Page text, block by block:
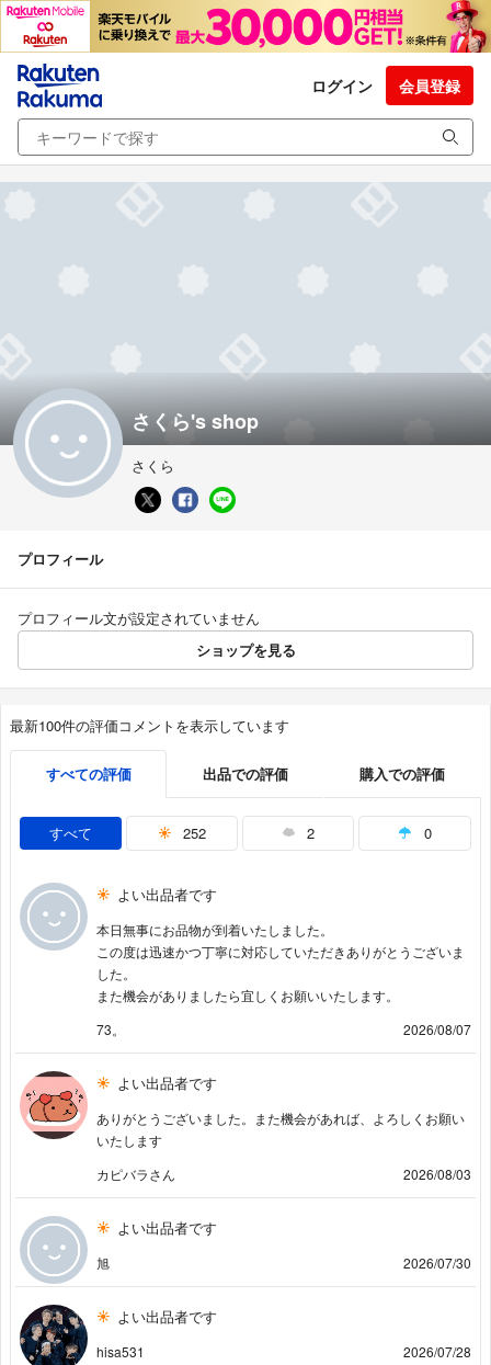
ログイン 会員登録
さくら's shop
さくら
プロフィール
プロフィール文が設定されていません
ショップを見る
最新100件の評価コメントを表示しています
すべての評価 出品での評価 購入での評価
すべて 252 2 0
よい出品者です
本日無事にお品物が到着いたしました。
この度は迅速かつ丁寧に対応していただきありがとうございま
した。
また機会がありましたら宜しくお願いいたします。
73。
2026/08/07
よい出品者です
ありがとうございました。また機会があれば、よろしくお願い
いたします
カピバラさん
2026/08/03
よい出品者です
旭 2026/07/30
よい出品者です
hisa531 2026/07/28